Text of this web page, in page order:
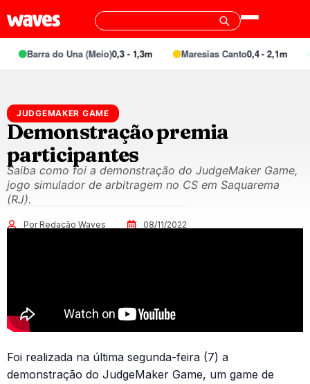
Barra do Una (Meio)0,3 - 1,3m Maresias Canto0,4 - 2,1m
JUDGEMAKER GAME
Demonstração premia
participantes
Saiba como foi a demonstração do JudgeMaker Game,
jogo simulador de arbitragem no CS em Saquarema
(RJ).
Por Redação Waves 08/11/2022
Foi realizada na última segunda-feira (7) a
demonstração do JudgeMaker Game, um game de